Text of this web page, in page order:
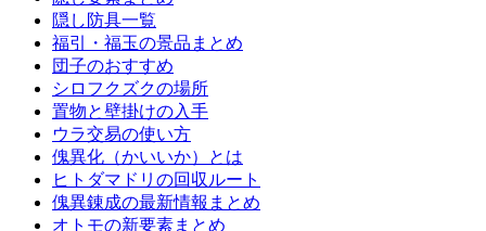
隠し防具一覧
福引・福玉の景品まとめ
団子のおすすめ
シロフクズクの場所
置物と壁掛けの入手
ウラ交易の使い方
傀異化（かいいか）とは
ヒトダマドリの回収ルート
傀異錬成の最新情報まとめ
オトモの新要素まとめ